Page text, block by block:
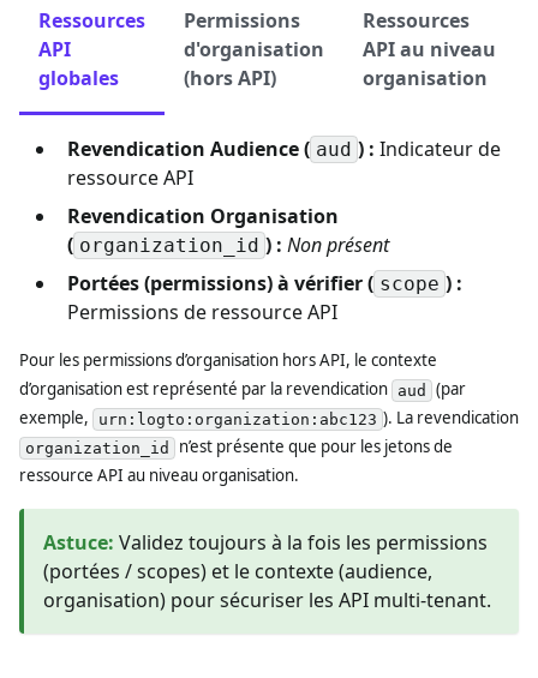
Ressources
API
globales
Permissions
d'organisation
(hors API)
Ressources
API au niveau
organisation
Revendication Audience ( aud ) : Indicateur de
ressource API
Revendication Organisation
( organization_id ) : Non présent
Portées (permissions) à vérifier ( scope ) :
Permissions de ressource API
Pour les permissions d’organisation hors API, le contexte
d’organisation est représenté par la revendication aud
(par
exemple,
urn:logto:organization:abc123 ). La revendication
organization_id
n’est présente que pour les jetons de
ressource API au niveau organisation.
Astuce: Validez toujours à la fois les permissions
(portées / scopes) et le contexte (audience,
organisation) pour sécuriser les API multi-tenant.